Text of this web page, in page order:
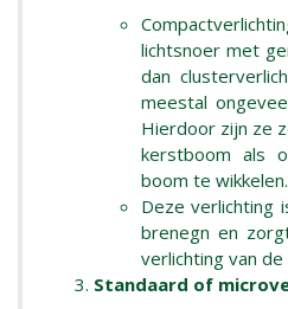
lichtsnoer met
dan
meestal
Hierdoor zijn ze
kerstboom als
boom te wikkelen.
Deze verlichting
brenegn en
verlichting van
Standaard of